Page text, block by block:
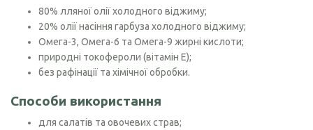
80% лляної олії холодного віджиму;
20% олії насіння гарбуза холодного віджиму;
Омега-3, Омега-6 та Омега-9 жирні кислоти;
природні токофероли (вітамін Е);
без рафінації та хімічної обробки.
Способи використання
для салатів та овочевих страв;